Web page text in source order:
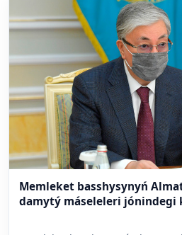
Memleket basshysynyń
damytý máseleleri jónindegi